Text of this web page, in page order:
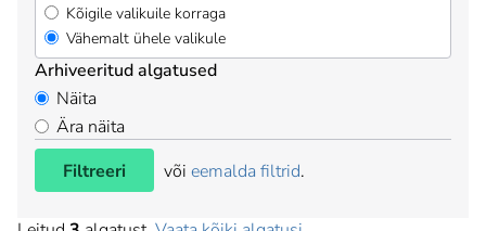
Kõigile valikuile korraga
Vähemalt ühele valikule
Arhiveeritud algatused
Näita
Ära näita
Filtreeri
või eemalda filtrid.